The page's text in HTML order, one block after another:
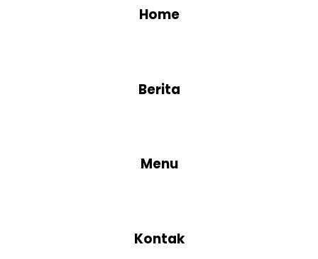
Home
Berita
Menu
Kontak